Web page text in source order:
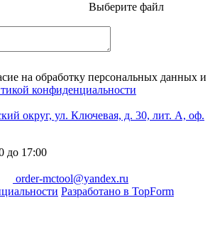
Выберите файл
на обработку персональных данных и
конфиденциальности
округ, ул. Ключевая, д. 30, лит. А, оф.
до 17:00
order-mctool@yandex.ru
Разработано в TopForm